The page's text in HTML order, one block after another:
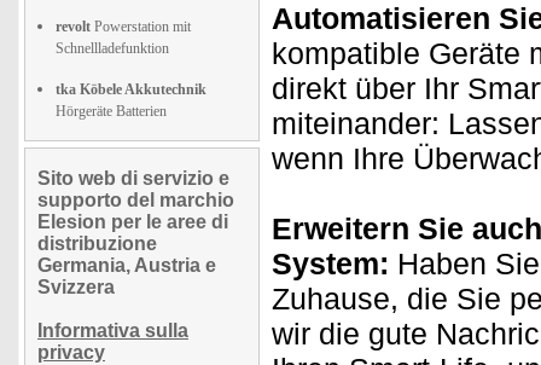
revolt Powerstation mit
Schnellladefunktion
tka Köbele Akkutechnik
Hörgeräte Batterien
Sito web di servizio e
supporto del marchio
Elesion per le aree di
distribuzione
Germania, Austria e
Svizzera
Informativa sulla
privacy
Automatisieren
kompatible Geräte
direkt über Ihr
miteinander:
wenn Ihre
Erweitern Sie
System: Haben
Zuhause, die Sie
wir die gute